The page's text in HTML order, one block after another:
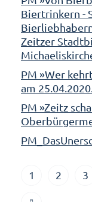
Biertrinkern -
Zeitzer
PM »Wer
am
PM »Zeitz
1 2 3